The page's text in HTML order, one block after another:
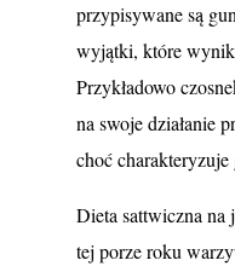
przypisywane są
wyjątki, które
Przykładowo
na swoje działanie
choć charakteryzuje
Dieta sattwiczna na
tej porze roku